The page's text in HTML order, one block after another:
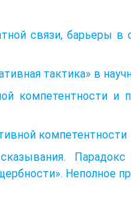
связи, барьеры в
тактика» в
компетентности и
компетентности
Парадокс
Неполное